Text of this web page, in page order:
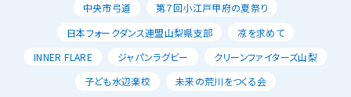
中央市弓道
第７回小江戸甲府の夏祭り
日本フォークダンス連盟山梨県支部
凉を求めて
INNER FLARE
ジャパンラグビー
クリーンファイターズ山梨
子ども水辺楽校
未来の荒川をつくる会